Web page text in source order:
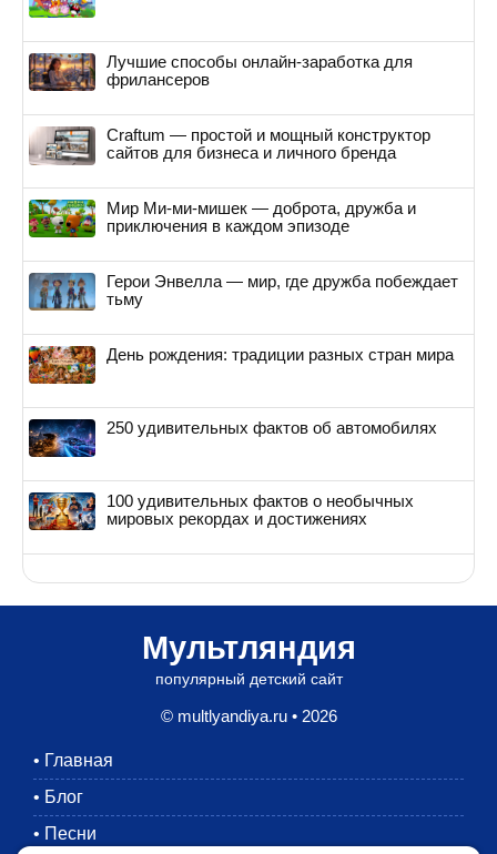
Лучшие способы онлайн-заработка для
фрилансеров
Craftum — простой и мощный конструктор
сайтов для бизнеса и личного бренда
Мир Ми-ми-мишек — доброта, дружба и
приключения в каждом эпизоде
Герои Энвелла — мир, где дружба побеждает
тьму
День рождения: традиции разных стран мира
250 удивительных фактов об автомобилях
100 удивительных фактов о необычных
мировых рекордах и достижениях
Мультляндия
популярный детский сайт
© multlyandiya.ru • 2026
• Главная
• Блог
• Песни